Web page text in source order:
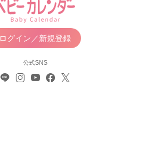
ログイン／新規登録
公式SNS